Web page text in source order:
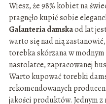
Wiesz, że 98% kobiet na
pragnęło kupić sobie
Galanteria damskaod lat
warto się nad nią
torebka skórzana w
nastolatce, zapracowanej
Warto kupować torebki
rekomendowanych
jakości produktów. Jednym z